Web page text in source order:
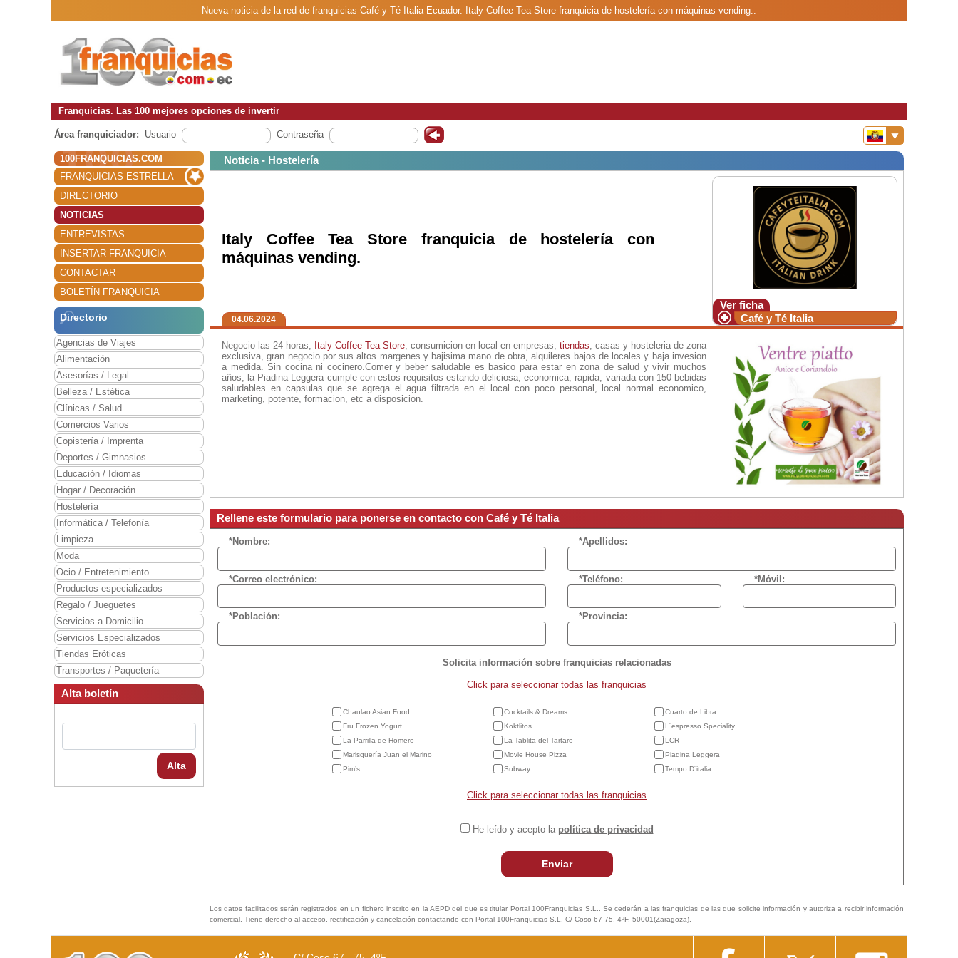
Nueva noticia de la red de franquicias Café y Té Italia Ecuador. Italy Coffee Tea Store franquicia de hostelería con máquinas vending..
Franquicias. Las 100 mejores opciones de invertir
Área franquiciador: Usuario Contraseña
100FRANQUICIAS.COM
FRANQUICIAS ESTRELLA
DIRECTORIO
NOTICIAS
ENTREVISTAS
INSERTAR FRANQUICIA
CONTACTAR
BOLETÍN FRANQUICIA
Directorio
Agencias de Viajes
Alimentación
Asesorías / Legal
Belleza / Estética
Clínicas / Salud
Comercios Varios
Copistería / Imprenta
Deportes / Gimnasios
Educación / Idiomas
Hogar / Decoración
Hostelería
Informática / Telefonía
Limpieza
Moda
Ocio / Entretenimiento
Productos especializados
Regalo / Jueguetes
Servicios a Domicilio
Servicios Especializados
Tiendas Eróticas
Transportes / Paquetería
Alta boletín
Alta
Noticia - Hostelería
Ver ficha
Café y Té Italia
Italy Coffee Tea Store franquicia de hostelería con
máquinas vending.
04.06.2024
Negocio las 24 horas, Italy Coffee Tea Store, consumicion en local en empresas, tiendas, casas y hosteleria de zona
exclusiva, gran negocio por sus altos margenes y bajisima mano de obra, alquileres bajos de locales y baja invesion
a medida. Sin cocina ni cocinero.Comer y beber saludable es basico para estar en zona de salud y vivir muchos
años, la Piadina Leggera cumple con estos requisitos estando deliciosa, economica, rapida, variada con 150 bebidas
saludables en capsulas que se agrega el agua filtrada en el local con poco personal, local normal economico,
marketing, potente, formacion, etc a disposicion.
Rellene este formulario para ponerse en contacto con Café y Té Italia
*Nombre: *Apellidos:
*Correo electrónico: *Teléfono: *Móvil:
*Población: *Provincia:
Solicita información sobre franquicias relacionadas
Click para seleccionar todas las franquicias
Chaulao Asian Food Cocktails & Dreams
Cuarto de Libra
Fru Frozen Yogurt
Koktlitos
L´espresso Speciality
La Parrilla de Homero
La Tablita del Tartaro
LCR
Marisquería Juan el Marino
Movie House Pizza
Piadina Leggera
Pim’s
Subway Tempo D´italia
Click para seleccionar todas las franquicias
He leído y acepto la política de privacidad
Enviar
Los datos facilitados serán registrados en un fichero inscrito en la AEPD del que es titular Portal 100Franquicias S.L.. Se cederán a las franquicias de las que solicite información y autoriza a recibir información
comercial. Tiene derecho al acceso, rectificación y cancelación contactando con Portal 100Franquicias S.L. C/ Coso 67-75, 4ºF, 50001(Zaragoza).